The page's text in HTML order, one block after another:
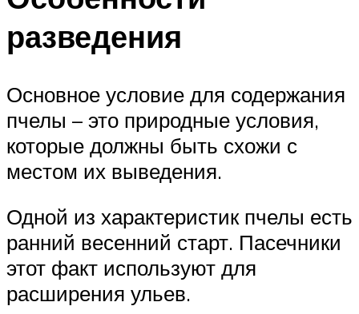
разведения
Основное условие для содержания
пчелы – это природные условия,
которые должны быть схожи с
местом их выведения.
Одной из характеристик пчелы есть
ранний весенний старт. Пасечники
этот факт используют для
расширения ульев.